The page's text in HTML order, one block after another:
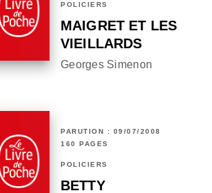
POLICIERS
MAIGRET ET LES
VIEILLARDS
Georges Simenon
PARUTION : 09/07/2008
160 PAGES
POLICIERS
BETTY